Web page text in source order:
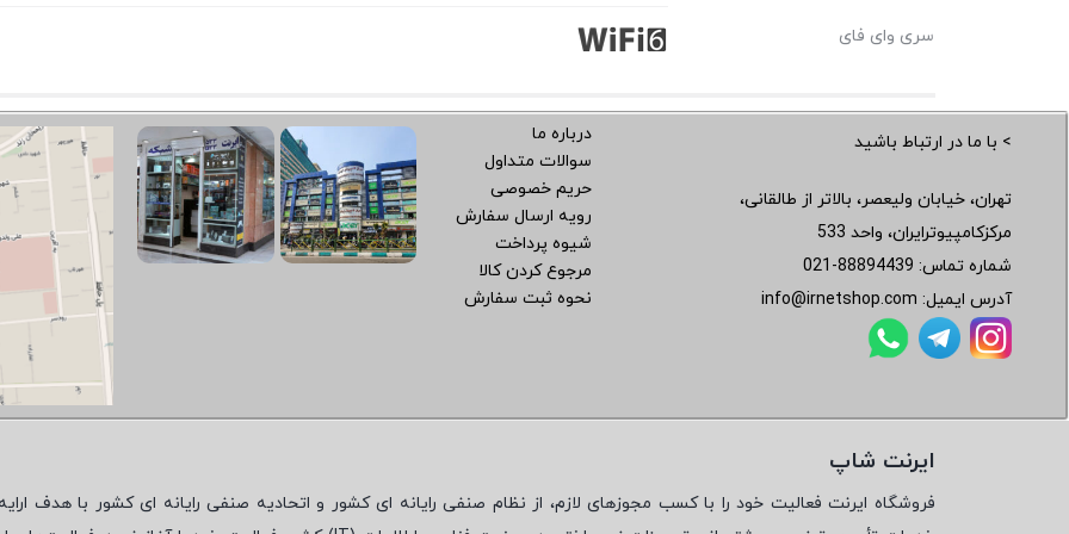
سری وای فای
> با ما در ارتباط باشید
تهران، خیابان ولیعصر، بالاتر از طالقانی،
مرکزکامپیوترایران، واحد 533
شماره تماس: 021-88894439
آدرس ایمیل: info@irnetshop.com
درباره ما
سوالات متداول
حریم خصوصی
رویه ارسال سفارش
شیوه پرداخت
مرجوع کردن کالا
نحوه ثبت سفارش
ایرنت شاپ
فروشگاه ایرنت فعالیت خود را با کسب مجوزهای لازم، از نظام صنفی رایانه ای کشور و اتحادیه صنفی رایانه ای کشور با هدف